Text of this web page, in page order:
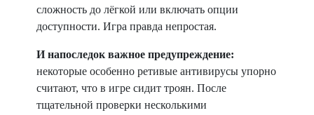
сложность до лёгкой или включать опции
доступности. Игра правда непростая.
И напоследок важное предупреждение:
некоторые особенно ретивые антивирусы упорно
считают, что в игре сидит троян. После
тщательной проверки несколькими